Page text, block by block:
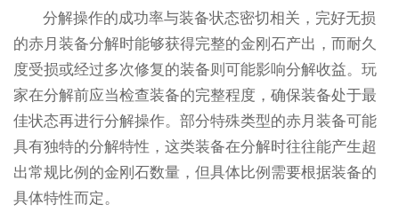
分解操作的成功率与装备状态密切相关，完好无损
的赤月装备分解时能够获得完整的金刚石产出，而耐久
度受损或经过多次修复的装备则可能影响分解收益。玩
家在分解前应当检查装备的完整程度，确保装备处于最
佳状态再进行分解操作。部分特殊类型的赤月装备可能
具有独特的分解特性，这类装备在分解时往往能产生超
出常规比例的金刚石数量，但具体比例需要根据装备的
具体特性而定。